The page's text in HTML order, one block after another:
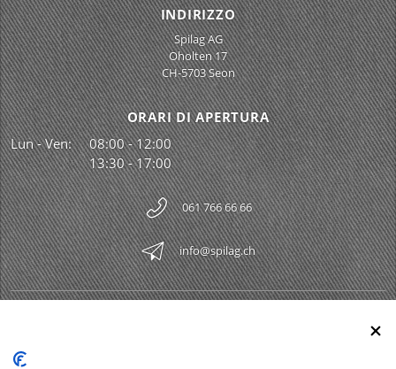
INDIRIZZO
Spilag AG
Oholten 17
CH-5703 Seon
ORARI DI APERTURA
Lun - Ven:
08:00 - 12:00
13:30 - 17:00
061 766 66 66
info@spilag.ch
LEGAL